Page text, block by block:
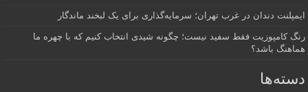
ایمپلنت دندان در غرب تهران؛ سرمایه‌گذاری برای یک لبخند ماندگار
رنگ کامپوزیت فقط سفید نیست؛ چگونه شیدی انتخاب کنیم که با چهره ما
هماهنگ باشد؟
دسته‌ها